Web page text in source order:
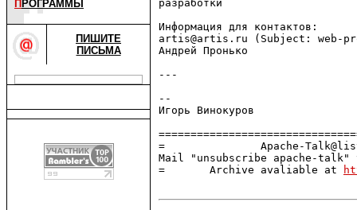
П РОГРАММЫ
ПИШИТЕ
ПИСЬМА
разработки
Информация для контактов:
artis@artis.ru (Subject: web-
Андрей Пронько
---
--
Игорь Винокуров
=               Apache-
Mail "unsubscribe apache-
=       Archive avaliable at